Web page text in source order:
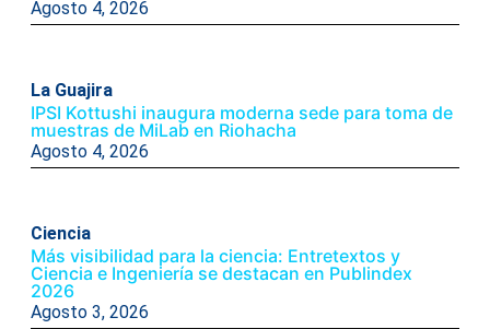
Agosto 4, 2026
La Guajira
IPSI Kottushi inaugura moderna sede para toma de
muestras de MiLab en Riohacha
Agosto 4, 2026
Ciencia
Más visibilidad para la ciencia: Entretextos y
Ciencia e Ingeniería se destacan en Publindex
2026
Agosto 3, 2026